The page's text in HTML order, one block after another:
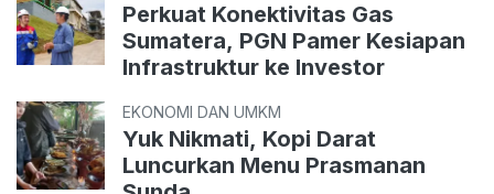
Perkuat Konektivitas Gas
Sumatera, PGN Pamer Kesiapan
Infrastruktur ke Investor
EKONOMI DAN UMKM
Yuk Nikmati, Kopi Darat
Luncurkan Menu Prasmanan